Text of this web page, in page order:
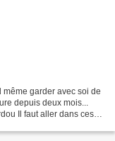
garder avec soi de
depuis deux mois...
Il faut aller dans ces